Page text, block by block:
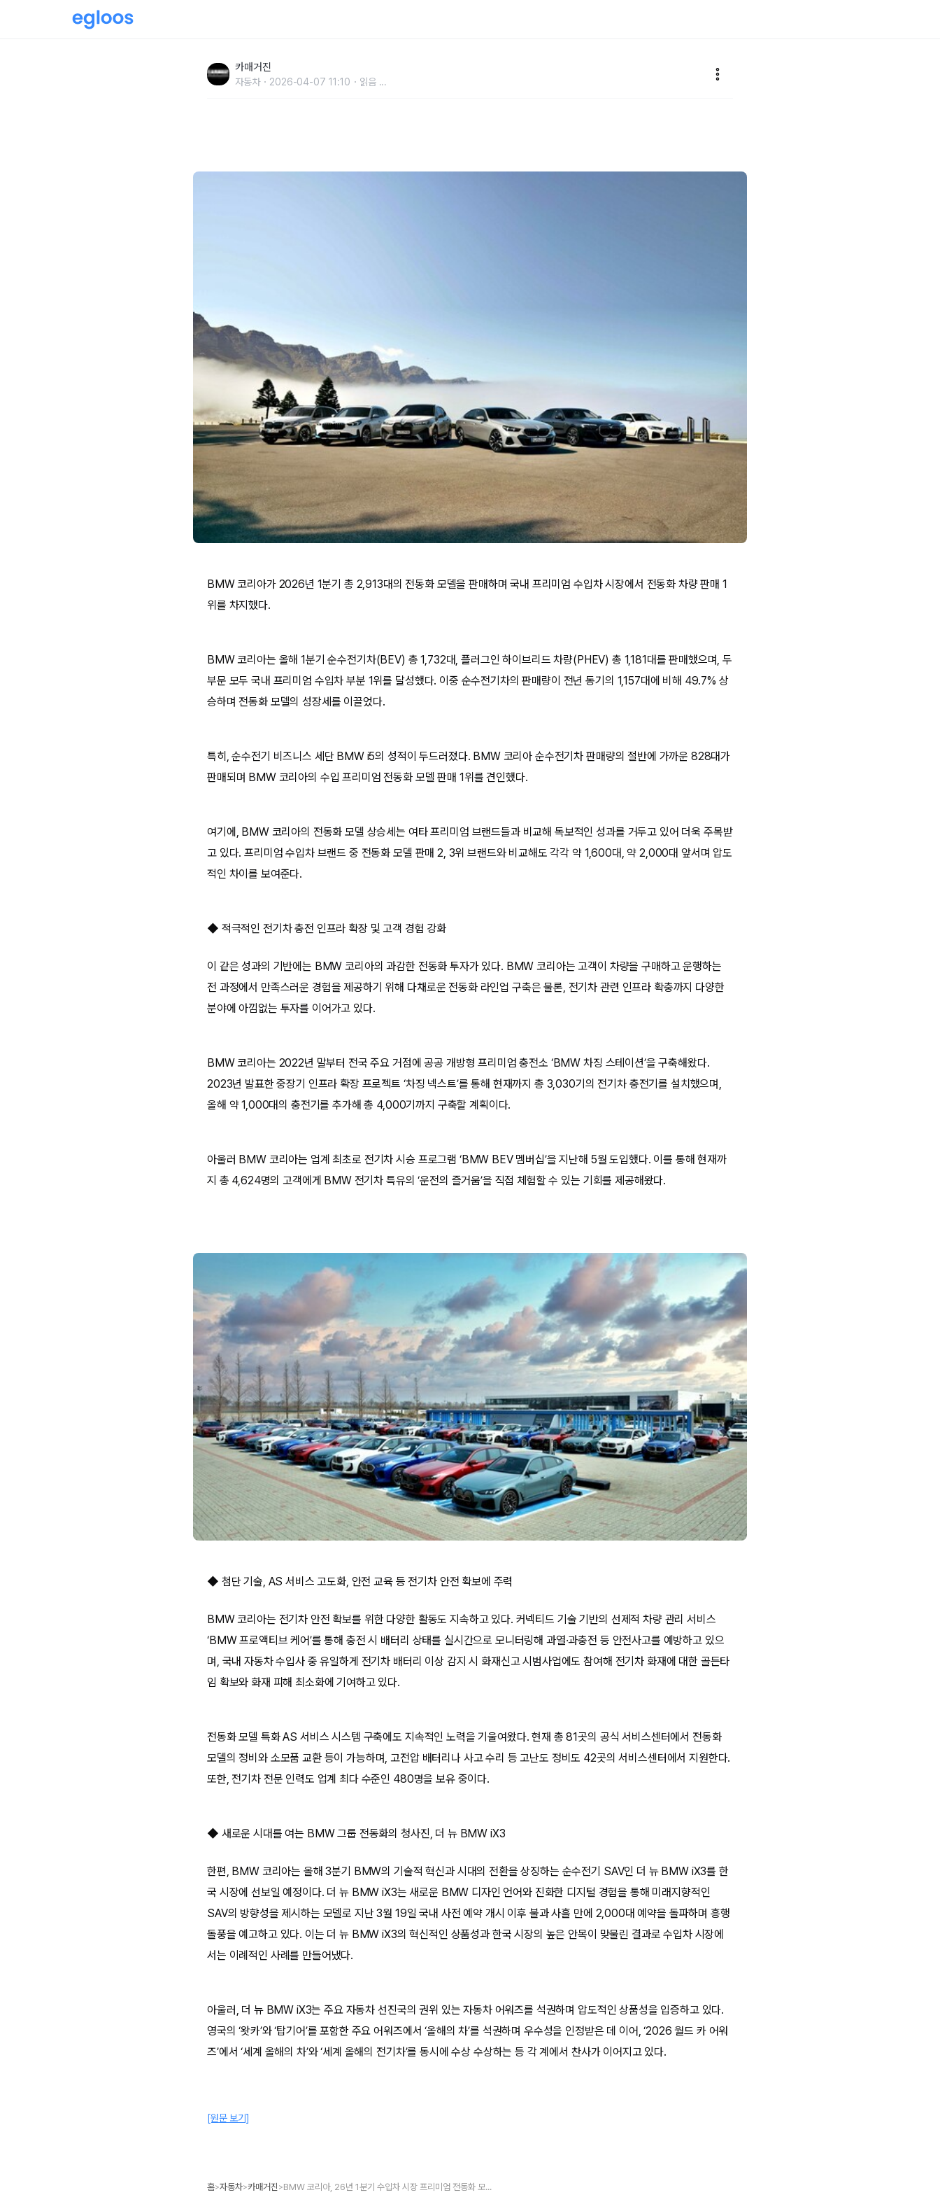
카매거진
자동차 2026-04-07 11:10 읽음 ...
BMW 코리아가 2026년 1분기 총 2,913대의 전동화 모델을 판매하며 국내 프리미엄 수입차 시장에서 전동화 차량 판매 1
위를 차지했다.
BMW 코리아는 올해 1분기 순수전기차(BEV) 총 1,732대, 플러그인 하이브리드 차량(PHEV) 총 1,181대를 판매했으며, 두
부문 모두 국내 프리미엄 수입차 부분 1위를 달성했다. 이중 순수전기차의 판매량이 전년 동기의 1,157대에 비해 49.7% 상
승하며 전동화 모델의 성장세를 이끌었다.
특히, 순수전기 비즈니스 세단 BMW i5의 성적이 두드러졌다. BMW 코리아 순수전기차 판매량의 절반에 가까운 828대가
판매되며 BMW 코리아의 수입 프리미엄 전동화 모델 판매 1위를 견인했다.
여기에, BMW 코리아의 전동화 모델 상승세는 여타 프리미엄 브랜드들과 비교해 독보적인 성과를 거두고 있어 더욱 주목받
고 있다. 프리미엄 수입차 브랜드 중 전동화 모델 판매 2, 3위 브랜드와 비교해도 각각 약 1,600대, 약 2,000대 앞서며 압도
적인 차이를 보여준다.
◆ 적극적인 전기차 충전 인프라 확장 및 고객 경험 강화
이 같은 성과의 기반에는 BMW 코리아의 과감한 전동화 투자가 있다. BMW 코리아는 고객이 차량을 구매하고 운행하는
전 과정에서 만족스러운 경험을 제공하기 위해 다채로운 전동화 라인업 구축은 물론, 전기차 관련 인프라 확충까지 다양한
분야에 아낌없는 투자를 이어가고 있다.
BMW 코리아는 2022년 말부터 전국 주요 거점에 공공 개방형 프리미엄 충전소 ‘BMW 차징 스테이션’을 구축해왔다.
2023년 발표한 중장기 인프라 확장 프로젝트 ‘차징 넥스트’를 통해 현재까지 총 3,030기의 전기차 충전기를 설치했으며,
올해 약 1,000대의 충전기를 추가해 총 4,000기까지 구축할 계획이다.
아울러 BMW 코리아는 업계 최초로 전기차 시승 프로그램 ‘BMW BEV 멤버십’을 지난해 5월 도입했다. 이를 통해 현재까
지 총 4,624명의 고객에게 BMW 전기차 특유의 ‘운전의 즐거움’을 직접 체험할 수 있는 기회를 제공해왔다.
◆ 첨단 기술, AS 서비스 고도화, 안전 교육 등 전기차 안전 확보에 주력
BMW 코리아는 전기차 안전 확보를 위한 다양한 활동도 지속하고 있다. 커넥티드 기술 기반의 선제적 차량 관리 서비스
‘BMW 프로액티브 케어’를 통해 충전 시 배터리 상태를 실시간으로 모니터링해 과열·과충전 등 안전사고를 예방하고 있으
며, 국내 자동차 수입사 중 유일하게 전기차 배터리 이상 감지 시 화재신고 시범사업에도 참여해 전기차 화재에 대한 골든타
임 확보와 화재 피해 최소화에 기여하고 있다.
전동화 모델 특화 AS 서비스 시스템 구축에도 지속적인 노력을 기울여왔다. 현재 총 81곳의 공식 서비스센터에서 전동화
모델의 정비와 소모품 교환 등이 가능하며, 고전압 배터리나 사고 수리 등 고난도 정비도 42곳의 서비스센터에서 지원한다.
또한, 전기차 전문 인력도 업계 최다 수준인 480명을 보유 중이다.
◆ 새로운 시대를 여는 BMW 그룹 전동화의 청사진, 더 뉴 BMW iX3
한편, BMW 코리아는 올해 3분기 BMW의 기술적 혁신과 시대의 전환을 상징하는 순수전기 SAV인 더 뉴 BMW iX3를 한
국 시장에 선보일 예정이다. 더 뉴 BMW iX3는 새로운 BMW 디자인 언어와 진화한 디지털 경험을 통해 미래지향적인
SAV의 방향성을 제시하는 모델로 지난 3월 19일 국내 사전 예약 개시 이후 불과 사흘 만에 2,000대 예약을 돌파하며 흥행
돌풍을 예고하고 있다. 이는 더 뉴 BMW iX3의 혁신적인 상품성과 한국 시장의 높은 안목이 맞물린 결과로 수입차 시장에
서는 이례적인 사례를 만들어냈다.
아울러, 더 뉴 BMW iX3는 주요 자동차 선진국의 권위 있는 자동차 어워즈를 석권하며 압도적인 상품성을 입증하고 있다.
영국의 ‘왓카’와 ‘탑기어’를 포함한 주요 어워즈에서 ‘올해의 차’를 석권하며 우수성을 인정받은 데 이어, ‘2026 월드 카 어워
즈’에서 ‘세계 올해의 차’와 ‘세계 올해의 전기차’를 동시에 수상 수상하는 등 각 계에서 찬사가 이어지고 있다.
[원문 보기]
홈>자동차>카매거진 > BMW 코리아, 26년 1분기 수입차 시장 프리미엄 전동화 모델 판매 1위 달성